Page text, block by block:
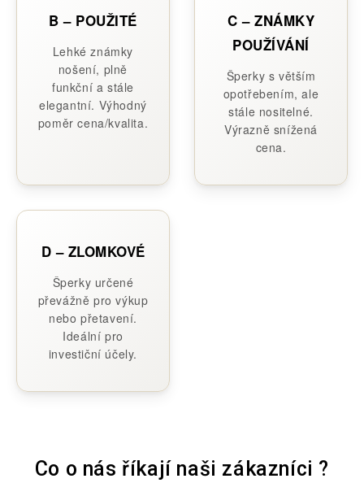
B – POUŽITÉ
Lehké známky
nošení, plně
funkční a stále
elegantní. Výhodný
poměr cena/kvalita.
C – ZNÁMKY
POUŽÍVÁNÍ
Šperky s větším
opotřebením, ale
stále nositelné.
Výrazně snížená
cena.
D – ZLOMKOVÉ
Šperky určené
převážně pro výkup
nebo přetavení.
Ideální pro
investiční účely.
Co o nás říkají naši zákazníci ?